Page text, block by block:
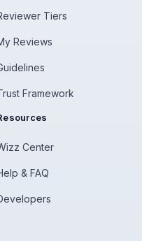
Tiers
Reviews
Framework
Center
& FAQ